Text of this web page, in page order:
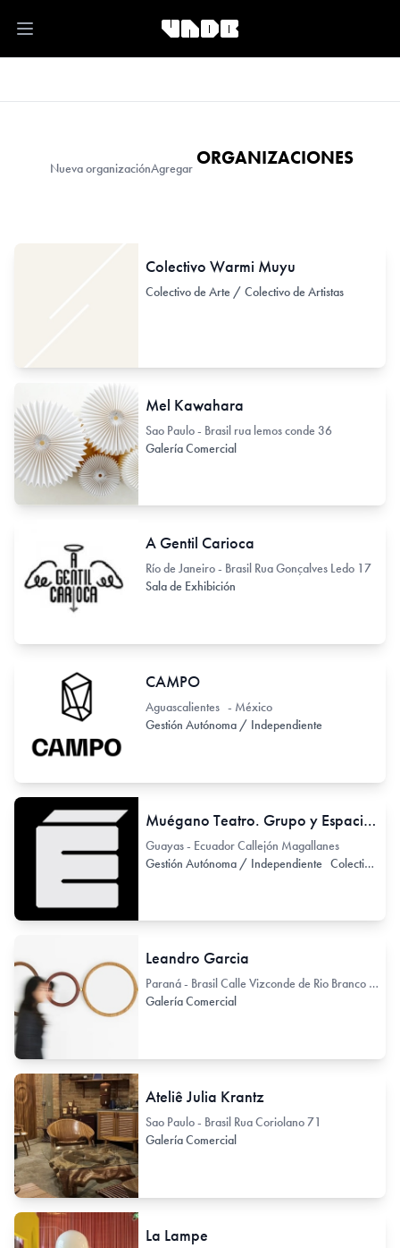
Open main menu
Nueva organizaciónAgregar ORGANIZACIONES
Colectivo Warmi Muyu
Colectivo de Arte / Colectivo de Artistas
Mel Kawahara
Sao Paulo - Brasil rua lemos conde 36
Galería Comercial
A Gentil Carioca
Río de Janeiro - Brasil Rua Gonçalves Ledo 17
Sala de Exhibición
CAMPO
Aguascalientes - México
Gestión Autónoma / Independiente
Muégano Teatro. Grupo y Espacio de Teatro independiente
Guayas - Ecuador Callejón Magallanes
Gestión Autónoma / Independiente Colectivo de Arte / Colectivo de Artistas
Leandro Garcia
Paraná - Brasil Calle Vizconde de Rio Branco 1488
Galería Comercial
Ateliê Julia Krantz
Sao Paulo - Brasil Rua Coriolano 71
Galería Comercial
La Lampe